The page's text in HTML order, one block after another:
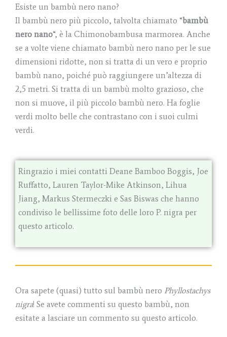
Esiste un bambù nero nano?
Il bambù nero più piccolo, talvolta chiamato “bambù
nero nano“, è la Chimonobambusa marmorea. Anche
se a volte viene chiamato bambù nero nano per le sue
dimensioni ridotte, non si tratta di un vero e proprio
bambù nano, poiché può raggiungere un’altezza di
2,5 metri. Si tratta di un bambù molto grazioso, che
non si muove, il più piccolo bambù nero. Ha foglie
verdi molto belle che contrastano con i suoi culmi
verdi.
Ringrazio i miei contatti Deane Bamboo Boggis, Joe
Ruffatto, Lauren Taylor-Mike Atkinson, Lihua
Jiang, Markus Stermeczki e Sas Biswas che hanno
condiviso le bellissime foto delle loro P. nigra per
questo articolo.
Ora sapete (quasi) tutto sul bambù nero Phyllostachys
nigra! Se avete commenti su questo bambù, non
esitate a lasciare un commento su questo articolo.